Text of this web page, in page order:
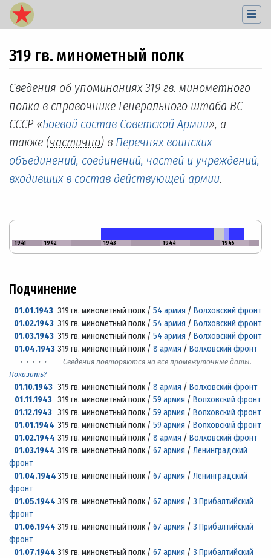
319 гв. минометный полк
Перейти к:навигация,поиск
Сведения об упоминаниях 319 гв. минометного
полка в справочнике Генерального штаба ВС
СССР «Боевой состав Советской Армии», а
также (частично) в Перечнях воинских
объединений, соединений, частей и учреждений,
входивших в состав действующей армии.
1941 1942 1943 1944 1945
Подчинение
01.01.1943319 гв. минометный полк /54 армия /Волховский фронт
01.02.1943319 гв. минометный полк /54 армия /Волховский фронт
01.03.1943319 гв. минометный полк /54 армия /Волховский фронт
01.04.1943319 гв. минометный полк /8 армия /Волховский фронт
· · · · ·
Сведения повторяются на все промежуточные даты.
Показать?
01.10.1943319 гв. минометный полк /8 армия /Волховский фронт
01.11.1943 319 гв. минометный полк /59 армия /Волховский фронт
01.12.1943 319 гв. минометный полк /59 армия /Волховский фронт
01.01.1944319 гв. минометный полк /59 армия /Волховский фронт
01.02.1944319 гв. минометный полк /8 армия /Волховский фронт
01.03.1944319 гв. минометный полк /67 армия /Ленинградский
фронт
01.04.1944319 гв. минометный полк /67 армия /Ленинградский
фронт
01.05.1944319 гв. минометный полк /67 армия /3 Прибалтийский
фронт
01.06.1944319 гв. минометный полк /67 армия /3 Прибалтийский
фронт
01.07.1944319 гв. минометный полк /67 армия /3 Прибалтийский